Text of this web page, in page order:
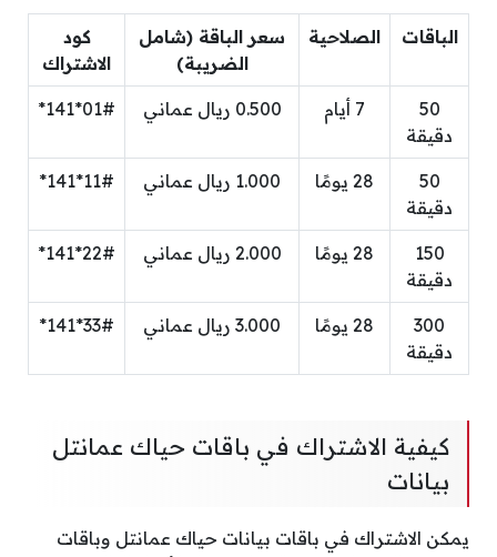
الباقات الصلاحية
سعر الباقة (شامل
الضريبة)
كود
الاشتراك
50
دقيقة
7 أيام 0.500 ريال عماني 01#*141*
50
دقيقة
28 يومًا 1.000 ريال عماني 11#*141*
150
دقيقة
28 يومًا 2.000 ريال عماني 22#*141*
300
دقيقة
28 يومًا 3.000 ريال عماني 33#*141*
كيفية الاشتراك في باقات حياك عمانتل
بيانات
يمكن الاشتراك في باقات بيانات حياك عمانتل وباقات